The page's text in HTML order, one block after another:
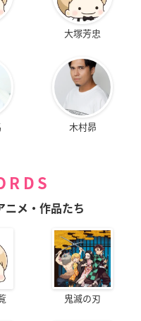
大塚芳忠
木村昴
ニメ・作品たち
鬼滅の刃